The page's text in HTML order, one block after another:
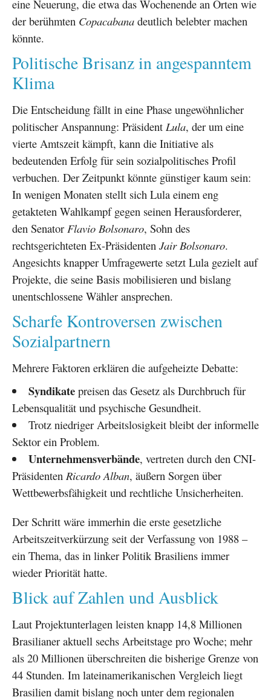
eine Neuerung, die etwa das Wochenende an Orten wie
der berühmten Copacabana deutlich belebter machen
könnte.
Politische Brisanz in angespanntem
Klima
Die Entscheidung fällt in eine Phase ungewöhnlicher
politischer Anspannung: Präsident Lula, der um eine
vierte Amtszeit kämpft, kann die Initiative als
bedeutenden Erfolg für sein sozialpolitisches Profil
verbuchen. Der Zeitpunkt könnte günstiger kaum sein:
In wenigen Monaten stellt sich Lula einem eng
getakteten Wahlkampf gegen seinen Herausforderer,
den Senator Flavio Bolsonaro, Sohn des
rechtsgerichteten Ex-Präsidenten Jair Bolsonaro.
Angesichts knapper Umfragewerte setzt Lula gezielt auf
Projekte, die seine Basis mobilisieren und bislang
unentschlossene Wähler ansprechen.
Scharfe Kontroversen zwischen
Sozialpartnern
Mehrere Faktoren erklären die aufgeheizte Debatte:
Syndikatepreisen das Gesetz als Durchbruch für
Lebensqualität und psychische Gesundheit.
Trotz niedriger Arbeitslosigkeit bleibt der informelle
Sektor ein Problem.
Unternehmensverbände, vertreten durch den CNI-
Präsidenten Ricardo Alban, äußern Sorgen über
Wettbewerbsfähigkeit und rechtliche Unsicherheiten.
Der Schritt wäre immerhin die erste gesetzliche
Arbeitszeitverkürzung seit der Verfassung von 1988 –
ein Thema, das in linker Politik Brasiliens immer
wieder Priorität hatte.
Blick auf Zahlen und Ausblick
Laut Projektunterlagen leisten knapp 14,8 Millionen
Brasilianer aktuell sechs Arbeitstage pro Woche; mehr
als 20 Millionen überschreiten die bisherige Grenze von
44 Stunden. Im lateinamerikanischen Vergleich liegt
Brasilien damit bislang noch unter dem regionalen